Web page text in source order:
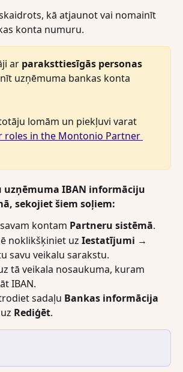
kā atjaunot vai nomainīt
konta numuru.
ar paraksttiesīgās personas
uzņēmuma bankas konta
lomām un piekļuvi varat
roles in the Montonio Partner
IBAN informāciju
sekojiet šiem soļiem:
kontam Partneru sistēmā.
noklikšķiniet uz Iestatījumi →
savu veikalu sarakstu.
tā veikala nosaukuma, kuram
IBAN.
sadaļu Bankas informācija
Rediģēt.